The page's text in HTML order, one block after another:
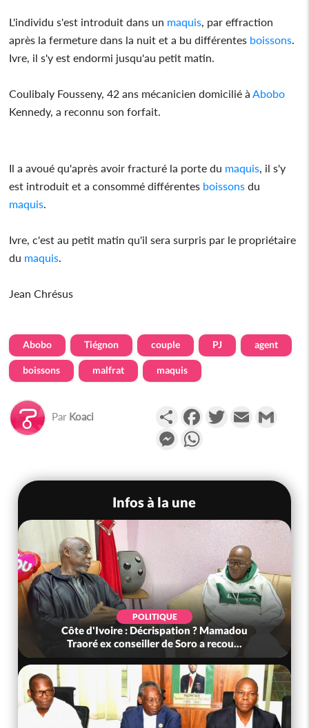
L'individu s'est introduit dans un maquis , par effraction
après la fermeture dans la nuit et a bu différentes boissons
Ivre, il s'y est endormi jusqu'au petit matin.
Coulibaly Fousseny, 42 ans mécanicien domicilié à Abobo
Kennedy, a reconnu son forfait.
Il a avoué qu'après avoir fracturé la porte du maquis , il s'y
est introduit et a consommé différentes boissons du
maquis
Ivre, c'est au petit matin qu'il sera surpris par le propriétaire
du maquis
Jean Chrésus
Abobo Tiégnon couple PJ agent
boissons malfrat maquis
Par Koaci PartagerFacebookTwitterEmail
Messenger
Infos à la une
POLITIQUE
Côte d'Ivoire : Décrispation ? Mamadou
Traoré ex conseiller de Soro a recou...